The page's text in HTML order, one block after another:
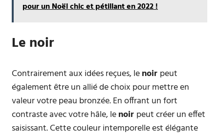
pour un Noël chic et pétillant en 2022 !
Le noir
Contrairement aux idées reçues, lenoir peut
également être un allié de choix pour mettre en
valeur votre peau bronzée. En offrant un fort
contraste avec votre hâle, lenoir peut créer un effet
saisissant. Cette couleur intemporelle est élégante